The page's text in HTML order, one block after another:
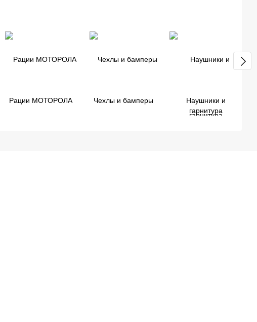
Рации МОТОРОЛА Чехлы и бамперы
Наушники и
гарнитура